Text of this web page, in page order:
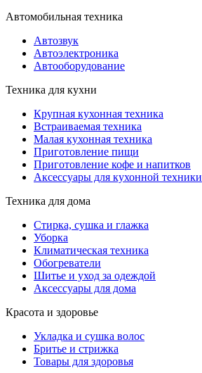
Автомобильная техника
Автозвук
Автоэлектроника
Автооборудование
Техника для кухни
Крупная кухонная техника
Встраиваемая техника
Малая кухонная техника
Приготовление пищи
Приготовление кофе и напитков
Аксессуары для кухонной техники
Техника для дома
Стирка, сушка и глажка
Уборка
Климатическая техника
Обогреватели
Шитье и уход за одеждой
Аксессуары для дома
Красота и здоровье
Укладка и сушка волос
Бритье и стрижка
Товары для здоровья